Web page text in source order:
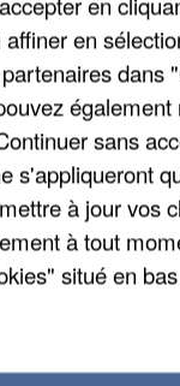
en
dans
également
sans
s'appliqueront
à jour vos
à tout
situé en